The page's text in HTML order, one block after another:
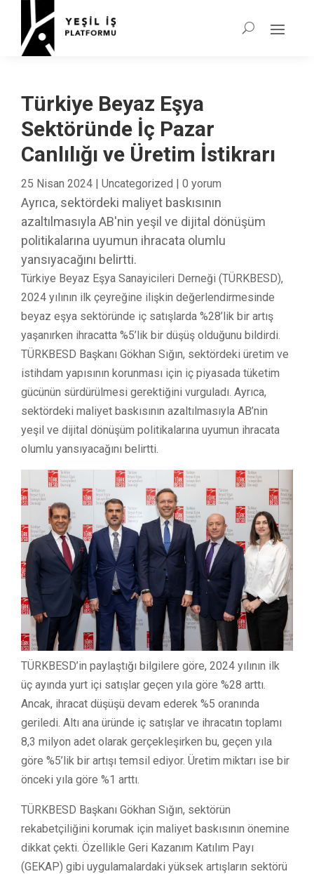
Türkiye Beyaz Eşya
Sektöründe İç Pazar
Canlılığı ve Üretim İstikrarı
25 Nisan 2024 | Uncategorized | 0 yorum
Ayrıca, sektördeki maliyet baskısının
azaltılmasıyla AB'nin yeşil ve dijital dönüşüm
politikalarına uyumun ihracata olumlu
yansıyacağını belirtti.
Türkiye Beyaz Eşya Sanayicileri Derneği (TÜRKBESD),
2024 yılının ilk çeyreğine ilişkin değerlendirmesinde
beyaz eşya sektöründe iç satışlarda %28’lik bir artış
yaşanırken ihracatta %5’lik bir düşüş olduğunu bildirdi.
TÜRKBESD Başkanı Gökhan Sığın, sektördeki üretim ve
istihdam yapısının korunması için iç piyasada tüketim
gücünün sürdürülmesi gerektiğini vurguladı. Ayrıca,
sektördeki maliyet baskısının azaltılmasıyla AB’nin
yeşil ve dijital dönüşüm politikalarına uyumun ihracata
olumlu yansıyacağını belirtti.
TÜRKBESD’in paylaştığı bilgilere göre, 2024 yılının ilk
üç ayında yurt içi satışlar geçen yıla göre %28 arttı.
Ancak, ihracat düşüşü devam ederek %5 oranında
geriledi. Altı ana üründe iç satışlar ve ihracatın toplamı
8,3 milyon adet olarak gerçekleşirken bu, geçen yıla
göre %5’lik bir artışı temsil ediyor. Üretim miktarı ise bir
önceki yıla göre %1 arttı.
TÜRKBESD Başkanı Gökhan Sığın, sektörün
rekabetçiliğini korumak için maliyet baskısının önemine
dikkat çekti. Özellikle Geri Kazanım Katılım Payı
(GEKAP) gibi uygulamalardaki yüksek artışların sektörü